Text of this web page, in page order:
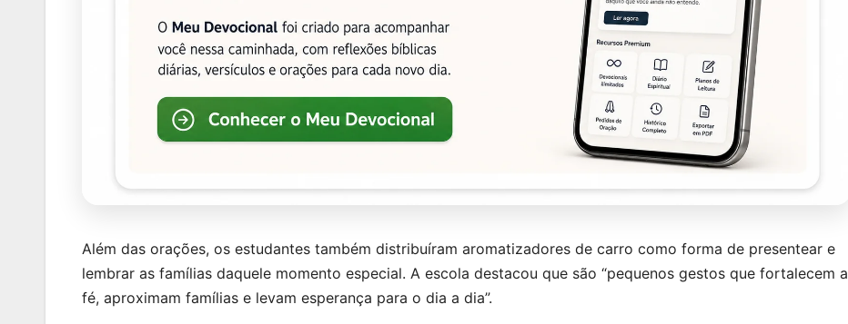
Além das orações, os estudantes também distribuíram aromatizadores de carro como forma de presentear e
lembrar as famílias daquele momento especial. A escola destacou que são “pequenos gestos que fortalecem a
fé, aproximam famílias e levam esperança para o dia a dia”.